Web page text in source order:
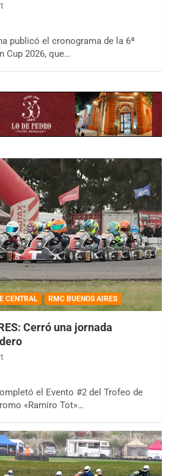
publicó el cronograma de la 6ª
Cup 2026, que…
CENTRAL RMC BUENOS AIRES
Cerró una jornada
el Evento #2 del Trofeo de
«Ramiro Tot»…